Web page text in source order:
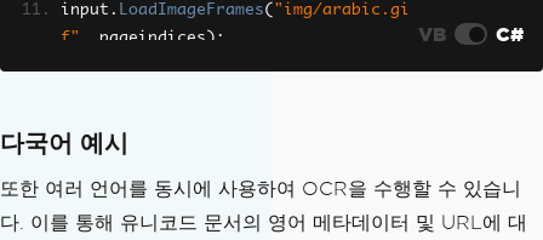
input . LoadImageFrames( "img/arabic.gi
f"
pageindices );
// IronTesseract can read what convent
ional Tesseract cannot.
// Console can't print Arabic on Windo
VB C#
다국어 예시
또한 여러 언어를 동시에 사용하여 OCR을 수행할 수 있습니
다. 이를 통해 유니코드 문서의 영어 메타데이터 및 URL에 대